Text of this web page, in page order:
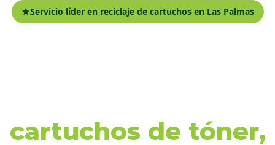
Servicio líder en reciclaje de cartuchos en Las Palmas
cartuchos de tóner,